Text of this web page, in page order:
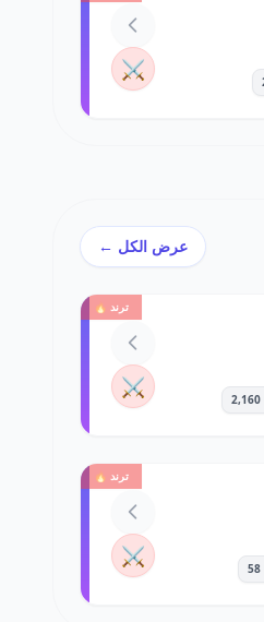
⚔️
عرض الكل ←
ترند 🔥
⚔️
ترند 🔥
⚔️